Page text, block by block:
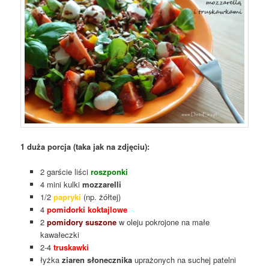
1 duża porcja (taka jak na zdjęciu):
2 garście liści roszponki
4 mini kulki mozzarelli
1/2 papryki (np. żółtej)
4 pomidorki koktajlowe
2 pomidory suszone w olejupokrojone na małe
kawałeczki
2-4 truskawki
łyżka ziaren słonecznikauprażonych na suchej patelni